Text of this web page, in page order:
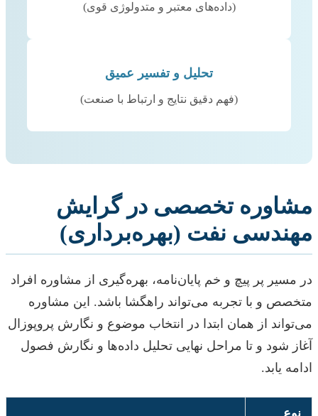
(داده‌های معتبر و متدولوژی قوی)
تحلیل و تفسیر عمیق
(فهم دقیق نتایج و ارتباط با صنعت)
مشاوره تخصصی در گرایش
مهندسی نفت (بهره‌برداری)
در مسیر پر پیچ و خم پایان‌نامه، بهره‌گیری از مشاوره افراد
متخصص و با تجربه می‌تواند راهگشا باشد. این مشاوره
می‌تواند از همان ابتدا در انتخاب موضوع و نگارش پروپوزال
آغاز شود و تا مراحل نهایی تحلیل داده‌ها و نگارش فصول
ادامه یابد.